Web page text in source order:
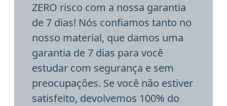
ZERO risco com a nossa garantia
de 7 dias! Nós confiamos tanto no
nosso material, que damos uma
garantia de 7 dias para você
estudar com segurança e sem
preocupações. Se você não estiver
satisfeito, devolvemos 100% do